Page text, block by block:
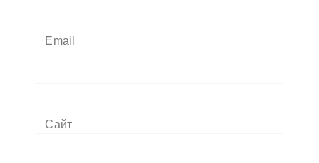
Email
Сайт